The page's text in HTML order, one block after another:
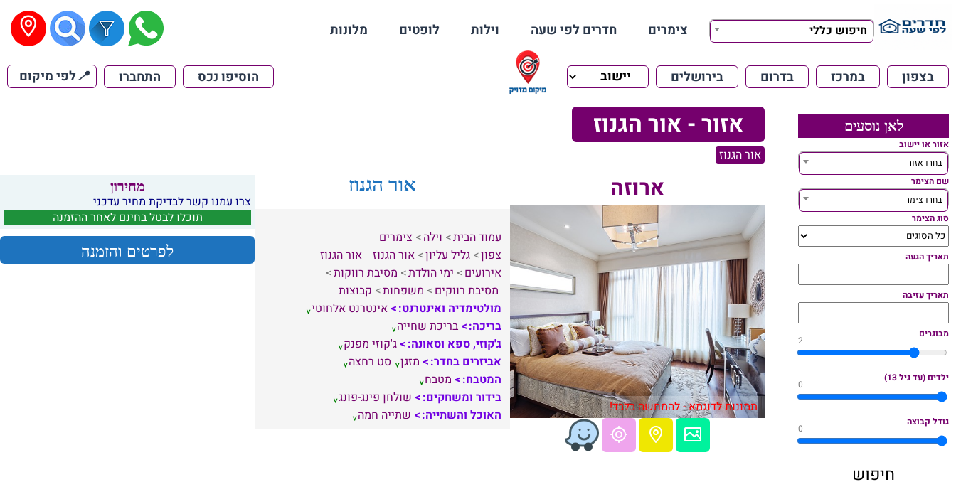
חיפוש כללי צימרים חדרים לפי שעה וילות לופטים מלונות
בצפון במרכז בדרום בירושלים הוסיפו נכס התחברו 📍לפי מיקום
לאן נוסעים
אזור או יישוב
בחרו אזור
שם הצימר
בחרו צימר
סוג הצימר
תאריך הגעה
תאריך עזיבה
מבוגרים
2
ילדים (עד גיל 13)
0
גודל קבוצה
0
אזור - אור הגנוז
אור הגנוז
ארוזה
תמונות לדוגמא - להמחשה בלבד!
אור הגנוז
עמוד הבית וילה
צימרים
צפון
גליל עליון אור הגנוז
אור הגנוז
אירועים
ימי הולדת
מסיבת רווקות
מסיבת רווקים
משפחות
קבוצות
מולטימדיה ואינטרנט:
אינטרנט אלחוטי
בריכה:
בריכת שחייה
ג'קוזי, ספא וסאונה:
ג'קוזי מפנק
אביזרים בחדר:
מזגן סט רחצה
המטבח:
מטבח
בידור ומשחקים:
שולחן פינג-פונג
האוכל והשתייה:
שתייה חמה
מחירון
צרו עמנו קשר לבדיקת מחיר עדכני
תוכלו לבטל בחינם לאחר ההזמנה
לפרטים והזמנה